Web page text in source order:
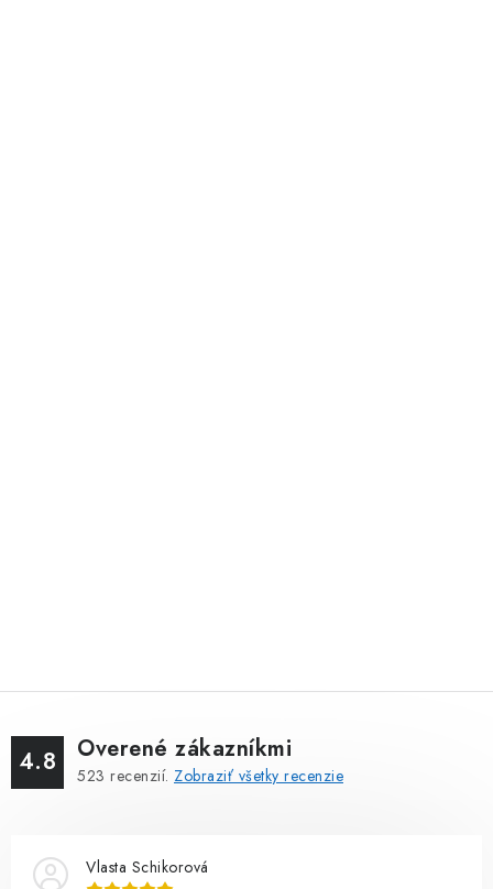
4.8 Overené zákazníkmi
523 recenzií. Zobraziť všetky recenzie
Vlasta Schikorová